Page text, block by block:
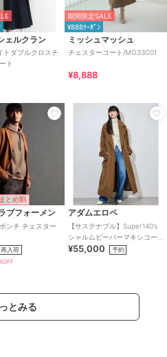
ェルクラン
トダブルクロスチ
ト
期間限定SALE
¥888ｸｰﾎﾟﾝ
ミッシュマッシュ
チェスターコート/MO33C01
¥8,888
まとめ割
ブフォーメン
ンチ チェスター
再入荷
アダムエロペ
【サステナブル】Super140’s
シャルムビーバーマキシコー
ト
¥55,000 予約
とみる